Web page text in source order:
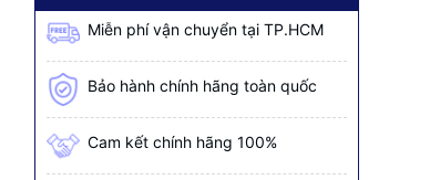
Miễn phí vận chuyển tại TP.HCM
Bảo hành chính hãng toàn quốc
Cam kết chính hãng 100%